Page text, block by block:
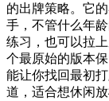
的出牌策略。它
手，不管什么年
练习，也可以拉
个最原始的版本
能让你找回最初
道，适合想休闲